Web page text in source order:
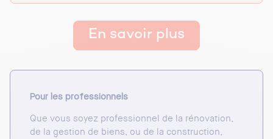
En savoir plus
Pour les professionnels
Que vous soyez professionnel de la rénovation,
de la gestion de biens, ou de la construction,